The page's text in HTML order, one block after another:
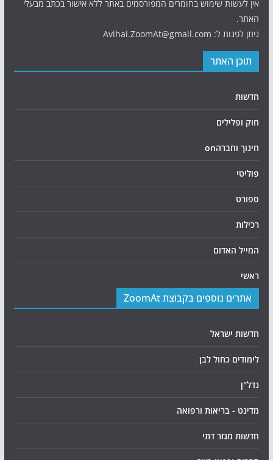
אין לעשות שימוש בחומרים המפורסמים באתר ללא אישור בכתב מבעלי
האתר.
ניתן לפנות ל: Avihai.ZoomAt@gmail.com
תוכן האתר
חדשות
חוק ופלילים
חינוך וחברהon
פוליטי
ספורט
רכילות
המייל האדום
ראשי
אתרים נוספים בקבוצת ZoomAt
חדשות ישראל
לימודים כחול לבן
נדל"ן
מדינט - בריאות ורפואה
חדשות מגזר דתי